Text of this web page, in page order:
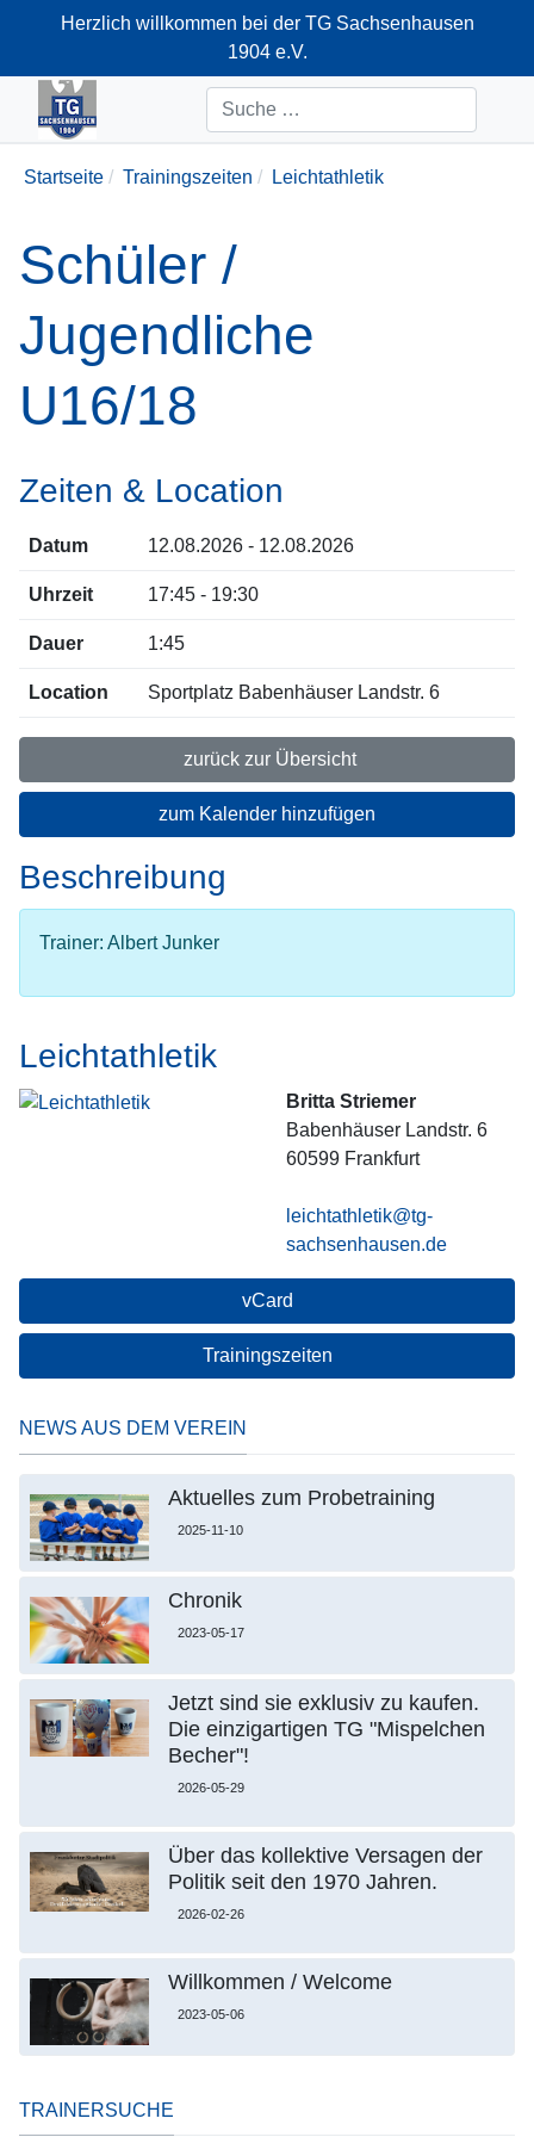
Herzlich willkommen bei der TG Sachsenhausen
1904 e.V.
+49-69-66374712
Suchen
Startseite Trainingszeiten Leichtathletik
Schüler /
Jugendliche
U16/18
Zeiten & Location
Datum 12.08.2026 - 12.08.2026
Uhrzeit 17:45 - 19:30
Dauer 1:45
Location Sportplatz Babenhäuser Landstr. 6
zurück zur Übersicht
zum Kalender hinzufügen
Beschreibung
Trainer: Albert Junker
Leichtathletik
Britta Striemer
Babenhäuser Landstr. 6
60599 Frankfurt
leichtathletik@tg-
sachsenhausen.de
vCard
Trainingszeiten
NEWS AUS DEM VEREIN
Aktuelles zum Probetraining
2025-11-10
Chronik
2023-05-17
Jetzt sind sie exklusiv zu kaufen.
Die einzigartigen TG "Mispelchen
Becher"!
2026-05-29
Über das kollektive Versagen der
Politik seit den 1970 Jahren.
2026-02-26
Willkommen / Welcome
2023-05-06
TRAINERSUCHE